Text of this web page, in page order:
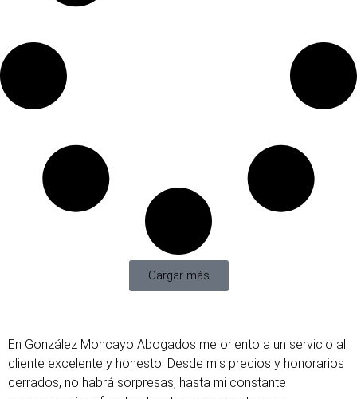
Cargar más
En González Moncayo Abogados me oriento a un servicio al
cliente excelente y honesto. Desde mis precios y honorarios
cerrados, no habrá sorpresas, hasta mi constante